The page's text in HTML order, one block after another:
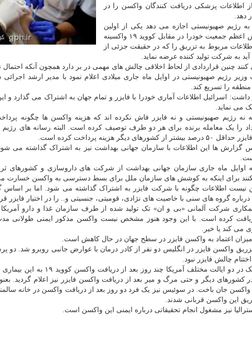
از اطلاعات پزشکی دریافت کنندگان واکسن را در
دهد.
به رژیم صهیونیستی اجازه می دهد یکی از اولین
مناطقی باشد که بخش اعظم جمعیت خودرا در مقابل کووید ۱۹ واکسینه
مربوط به تزریق را که در حقیقت جزئی از
به شرکت تولید کننده عرضه نماید.
کنند چنین قراردادی از لحاظ اخلاقی چالش های مهمی در بر دارد همچون آنکه
وزیر رژیم صهیونیستی در اوایل ماه جاری میلادی اعلام نمود با مدیر ارشد
را تسریع کند.
داشت: اسرائیل اطلاعات آماری خودرا با فایزر و تمام جهان به اشتراک می گذارد و
نه رژیم صهیونیستی و نه فایزر فاش نکرده اند که هزینه واکسن ها چگونه
را یک معامله برنده برای هر دو طرف توصیف کرده است. البته رسانه های رژیم
دیگر هزینه پرداخت کرده است.
اوایل ماه جاری سازمان جهانی بهداشت از شرکت های داروسازی و کشورهای
برای اینکه به کوشش های سازمان ملل برای بسط دسترسی به واکسن خسارت
نیست اطلاعات چگونه با شرکت فایزر به اشتراک گذاشته می شود. اما بر
گروه های سنی با خاصیت های نژادی، قومیتی، جنسیتی و.. را در اختیار فایزر
شرکت آلمانی «بی و ان» تک تولید شده از طرف سازمان غذا و دارو آمریکا و
کرده است. با این وجود هنوز مشخص نیست واکسن مذکور ایمنی طولانی مدت
می کند یا خیر.
اعتماد به واکسن فایزر در سطح جهان در حال کاهش است.
واکسن فایزر در انگلیس دو نفر از کادر درمان با عوارض جانبی روبرو شد. دو
چالش فایزر نبود.
یک پرستار و یک پزشک در دو ایالت
واکسن جان باخت. در سوئیس نیز یک فرد دو روز بعد از دریافت واکسن در خانه
نیز مشغول انجام تحقیقاتی درباره ایمنی این واکسن است.